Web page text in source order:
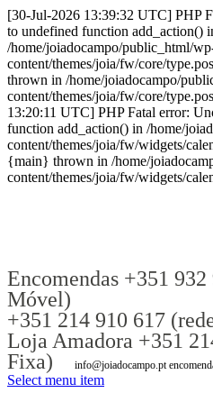
[30-Jul-2026 13:39:32 UTC] PHP
to undefined function add_action()
/home/joiadocampo/public_html/
content/themes/joia/fw/core/
thrown in /home/joiadocampo/
content/themes/joia/fw/core/
13:20:11 UTC] PHP Fatal error:
function add_action() in /home/
content/themes/joia/fw/widgets/
{main} thrown in /home/
content/themes/joia/fw/widgets/
Encomendas +351
Móvel)
+351 214 910 617
Loja Amadora +351
Fixa)
info@joiadocampo.pt
Select menu item